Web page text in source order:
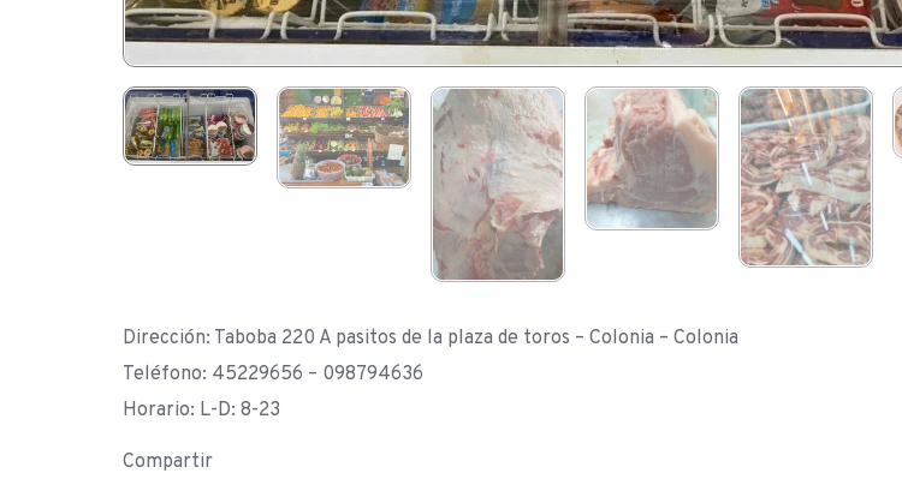
Dirección: Taboba 220 A pasitos de la plaza de toros – Colonia – Colonia
Teléfono: 45229656 – 098794636
Horario: L-D: 8-23
Compartir